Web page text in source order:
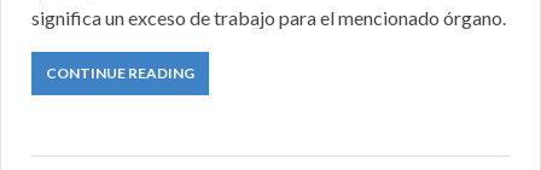
significa un exceso de trabajo para el mencionado órgano.
CONTINUE READING